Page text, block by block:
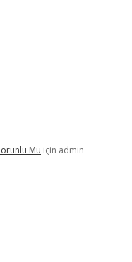
Mu için admin